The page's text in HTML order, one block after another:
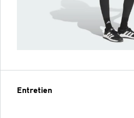
Entretien